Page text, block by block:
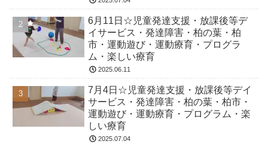
6月11日☆児童発達支援・放課後等デ
イサービス・発達障害・柏の葉・柏
市・運動遊び・運動療育・プログラ
ム・楽しい療育
2025.06.11
7月4日☆児童発達支援・放課後等デイ
サービス・発達障害・柏の葉・柏市・
運動遊び・運動療育・プログラム・楽
しい療育
2025.07.04